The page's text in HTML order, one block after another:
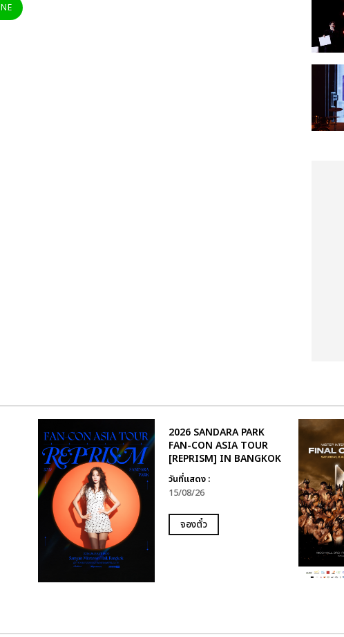
2026 SANDARA PARK
FAN-CON ASIA TOUR
[REPRISM] IN BANGKOK
วันที่แสดง :
15/08/26
จองตั๋ว